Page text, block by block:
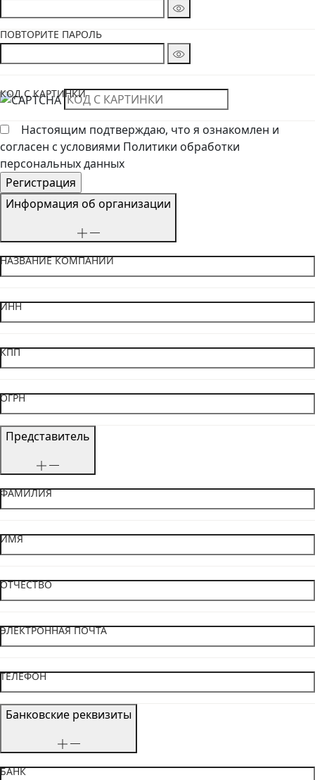
ПОВТОРИТЕ ПАРОЛЬ
КОД С КАРТИНКИ
Настоящим подтверждаю, что я ознакомлен и
согласен с условиями Политики обработки
персональных данных
Информация об организации
НАЗВАНИЕ КОМПАНИИ
ИНН
КПП
ОГРН
Представитель
ФАМИЛИЯ
ИМЯ
ОТЧЕСТВО
ЭЛЕКТРОННАЯ ПОЧТА
ТЕЛЕФОН
Банковские реквизиты
БАНК